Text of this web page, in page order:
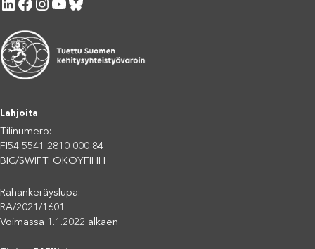
LinkedIn Facebook Instagram YouTube Bluesky
Lahjoita
Tilinumero:
FI54 5541 2810 000 84
BIC/SWIFT: OKOYFIHH
Rahankeräyslupa:
RA/2021/1601
Voimassa 1.1.2022 alkaen